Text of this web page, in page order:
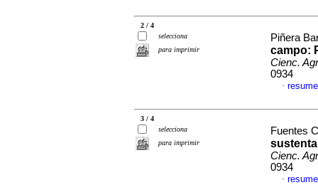
2 / 4
selecciona
para imprimir
Piñera
campo:
Cienc.
0934
·
3 / 4
selecciona
para imprimir
Fuentes
Cienc.
0934
·